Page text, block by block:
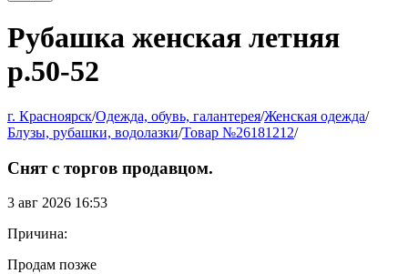
Рубашка женская летняя
р.50-52
г. Красноярск/Одежда, обувь, галантерея/Женская одежда/
Блузы, рубашки, водолазки/Товар №26181212/
Снят с торгов продавцом.
3 авг 2026 16:53
Причина:
Продам позже